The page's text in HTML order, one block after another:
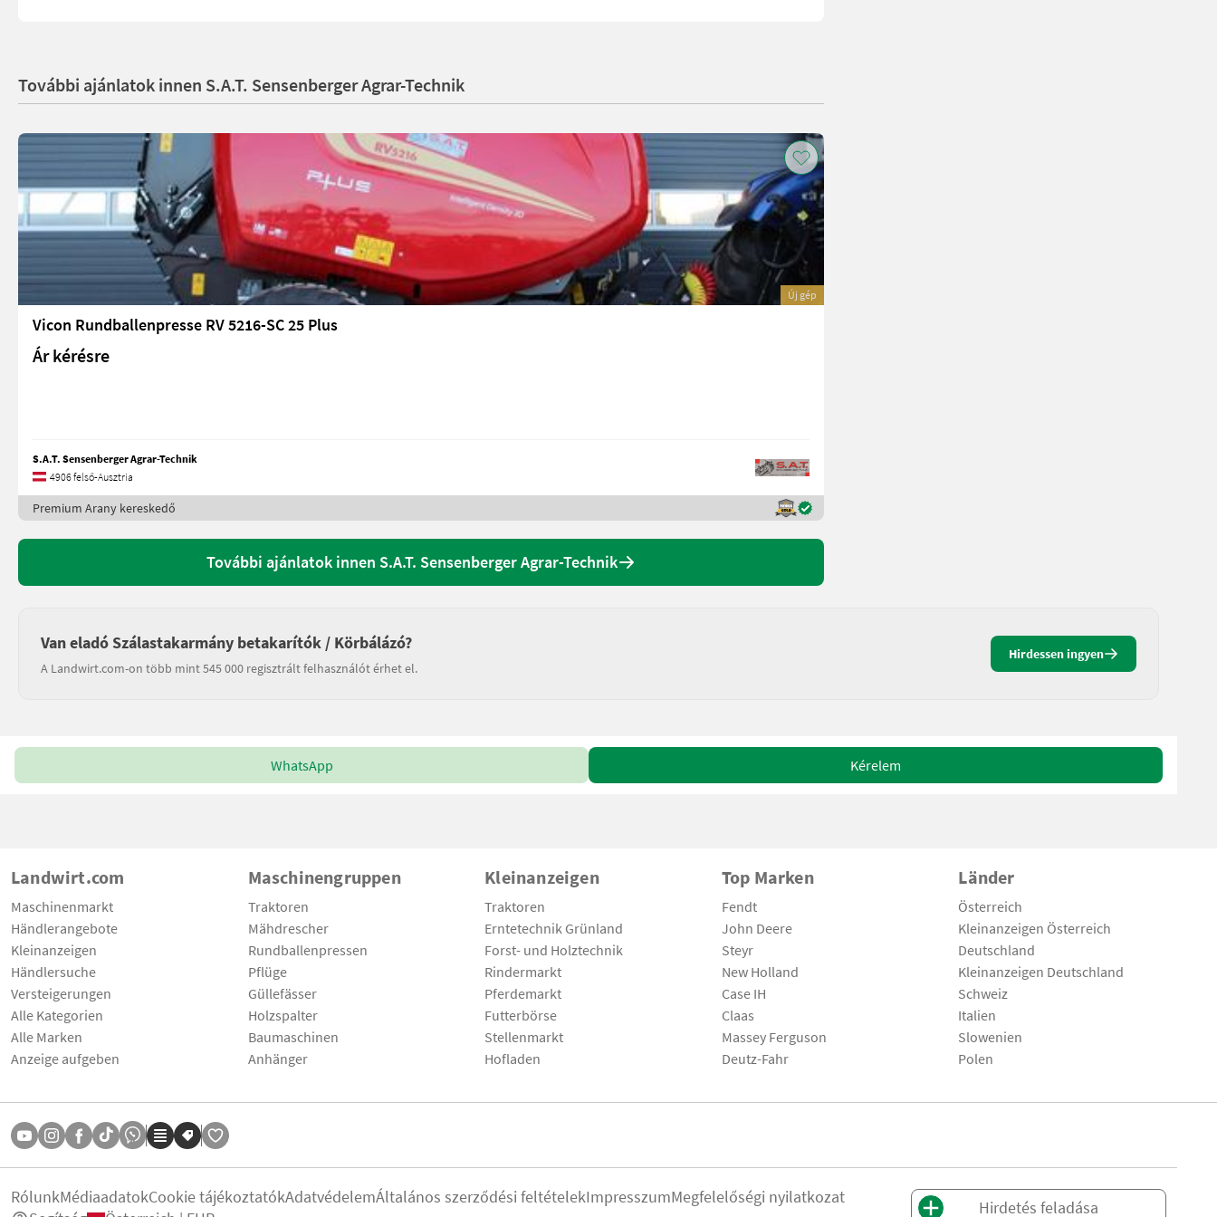
További ajánlatok innen S.A.T. Sensenberger Agrar-Technik
Új gép
Vicon Rundballenpresse RV 5216-SC 25 Plus
Ár kérésre
S.A.T. Sensenberger Agrar-Technik
4906 felső-Ausztria
Premium Arany kereskedő
További ajánlatok innen S.A.T. Sensenberger Agrar-Technik
Van eladó Szálastakarmány betakarítók / Körbálázó?
A Landwirt.com-on több mint 545 000 regisztrált felhasználót érhet el.
Hirdessen ingyen
WhatsApp Kérelem
Landwirt.com
Maschinenmarkt
Händlerangebote
Kleinanzeigen
Händlersuche
Versteigerungen
Alle Kategorien
Alle Marken
Anzeige aufgeben
Maschinengruppen
Traktoren
Mähdrescher
Rundballenpressen
Pflüge
Güllefässer
Holzspalter
Baumaschinen
Anhänger
Kleinanzeigen
Traktoren
Erntetechnik Grünland
Forst- und Holztechnik
Rindermarkt
Pferdemarkt
Futterbörse
Stellenmarkt
Hofladen
Top Marken
Fendt
John Deere
Steyr
New Holland
Case IH
Claas
Massey Ferguson
Deutz-Fahr
Länder
Österreich
Kleinanzeigen Österreich
Deutschland
Kleinanzeigen Deutschland
Schweiz
Italien
Slowenien
Polen
RólunkMédiaadatokCookie tájékoztatókAdatvédelemÁltalános szerződési feltételekImpresszumMegfelelőségi nyilatkozat
Hirdetés feladása